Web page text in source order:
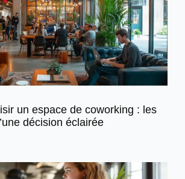
un espace de coworking : les
décision éclairée